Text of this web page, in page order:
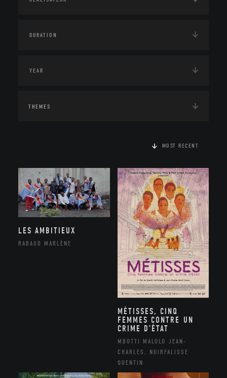
THEMES
MOST RECENT
LES AMBITIEUX
RABAUD MARLÈNE
MÉTISSES, CINQ
FEMMES CONTRE UN
CRIME D’ÉTAT
MBOTTI MALOLO JEAN-
CHARLES, NOIRFALISSE
QUENTIN